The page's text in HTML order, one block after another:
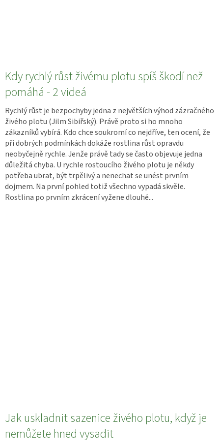
Kdy rychlý růst živému plotu spíš škodí než
pomáhá - 2 videá
Rychlý růst je bezpochyby jedna z největších výhod zázračného
živého plotu (Jilm Sibiřský). Právě proto si ho mnoho
zákazníků vybírá. Kdo chce soukromí co nejdříve, ten ocení, že
při dobrých podmínkách dokáže rostlina růst opravdu
neobyčejně rychle. Jenže právě tady se často objevuje jedna
důležitá chyba. U rychle rostoucího živého plotu je někdy
potřeba ubrat, být trpělivý a nenechat se unést prvním
dojmem. Na první pohled totiž všechno vypadá skvěle.
Rostlina po prvním zkrácení vyžene dlouhé...
Jak uskladnit sazenice živého plotu, když je
nemůžete hned vysadit